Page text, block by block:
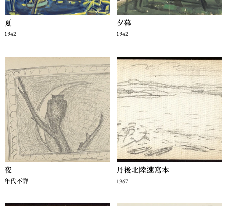
夏
1942
夕暮
1942
夜
年代不詳
丹後北陸速寫本
1967